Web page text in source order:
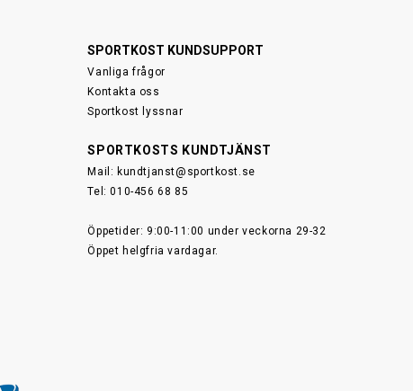
SPORTKOST KUNDSUPPORT
Vanliga frågor
Kontakta oss
Sportkost lyssnar
SPORTKOSTS KUNDTJÄNST
Mail: kundtjanst@sportkost.se
Tel: 010-456 68 85
Öppetider: 9:00-11:00 under veckorna 29-32
Öppet helgfria vardagar.